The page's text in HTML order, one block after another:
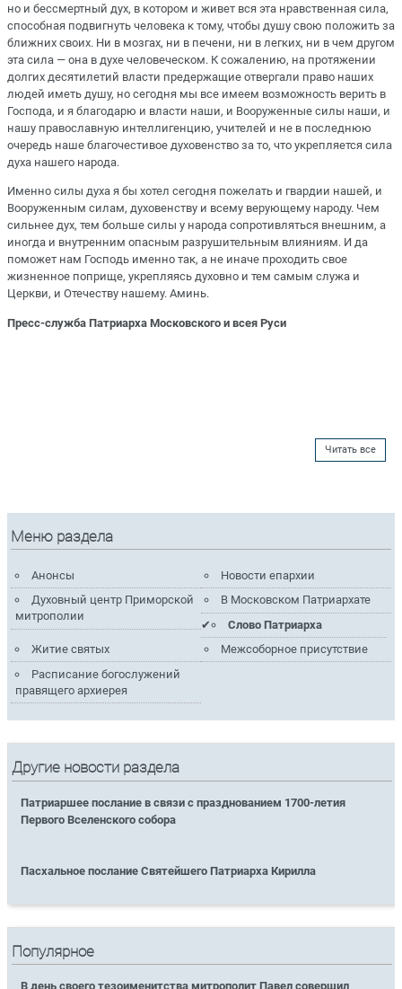
но и бессмертный дух, в котором и живет вся эта нравственная сила,
способная подвигнуть человека к тому, чтобы душу свою положить за
ближних своих. Ни в мозгах, ни в печени, ни в легких, ни в чем другом
эта сила — она в духе человеческом. К сожалению, на протяжении
долгих десятилетий власти предержащие отвергали право наших
людей иметь душу, но сегодня мы все имеем возможность верить в
Господа, и я благодарю и власти наши, и Вооруженные силы наши, и
нашу православную интеллигенцию, учителей и не в последнюю
очередь наше благочестивое духовенство за то, что укрепляется сила
духа нашего народа.
Именно силы духа я бы хотел сегодня пожелать и гвардии нашей, и
Вооруженным силам, духовенству и всему верующему народу. Чем
сильнее дух, тем больше силы у народа сопротивляться внешним, а
иногда и внутренним опасным разрушительным влияниям. И да
поможет нам Господь именно так, а не иначе проходить свое
жизненное поприще, укрепляясь духовно и тем самым служа и
Церкви, и Отечеству нашему. Аминь.
Пресс-служба Патриарха Московского и всея Руси
Читать все
Меню раздела
Анонсы
Новости епархии
Духовный центр Приморской
митрополии
В Московском Патриархате
Слово Патриарха
Житие святых
Межсоборное присутствие
Расписание богослужений
правящего архиерея
Другие новости раздела
Патриаршее послание в связи с празднованием 1700-летия
Первого Вселенского собора
Пасхальное послание Святейшего Патриарха Кирилла
Популярное
В день своего тезоименитства митрополит Павел совершил